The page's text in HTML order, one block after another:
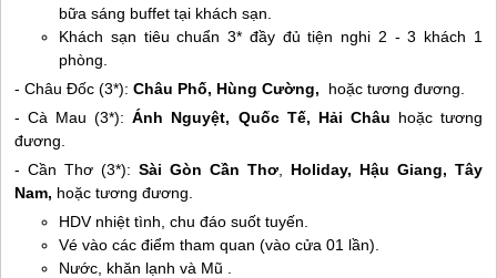
bữa sáng buffet tại khách sạn.
Khách sạn tiêu chuẩn 3* đầy đủ tiện nghi 2 - 3 khách 1
phòng.
- Châu Đốc (3*):Châu Phố, Hùng Cường,
hoặc tương đương.
- Cà Mau (3*):Ánh Nguyệt, Quốc Tế, Hải Châu hoặc tương
đương.
- Cần Thơ (3*):Sài Gòn Cần Thơ, Holiday, Hậu Giang, Tây
Nam, hoặc tương đương.
HDV nhiệt tình, chu đáo suốt tuyến.
Vé vào các điểm tham quan (vào cửa 01 lần).
Nước, khăn lạnh và Mũ .